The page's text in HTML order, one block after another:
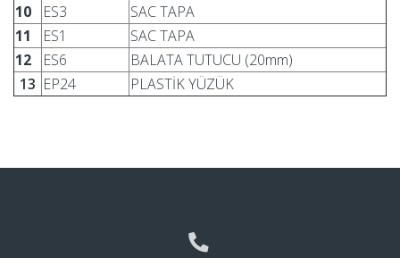
10
ES3
SAC TAPA
11
ES1
SAC TAPA
12
ES6
BALATA TUTUCU (20mm)
13 EP24 PLASTİK YÜZÜK